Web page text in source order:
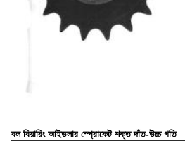
বল বিয়ারিং আইডলার স্প্রোকেট শক্ত দাঁত-উচ্চ গতি